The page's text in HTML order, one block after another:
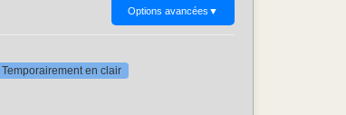
Options avancées ▼
Temporairement en clair